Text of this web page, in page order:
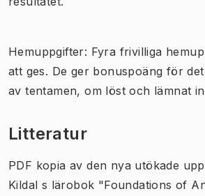
Hemuppgifter: Fyra frivilliga
att ges. De ger bonuspoäng för
av tentamen, om löst och lämnat
Litteratur
PDF kopia av den nya utökade
Kildal s lärobok "Foundations of